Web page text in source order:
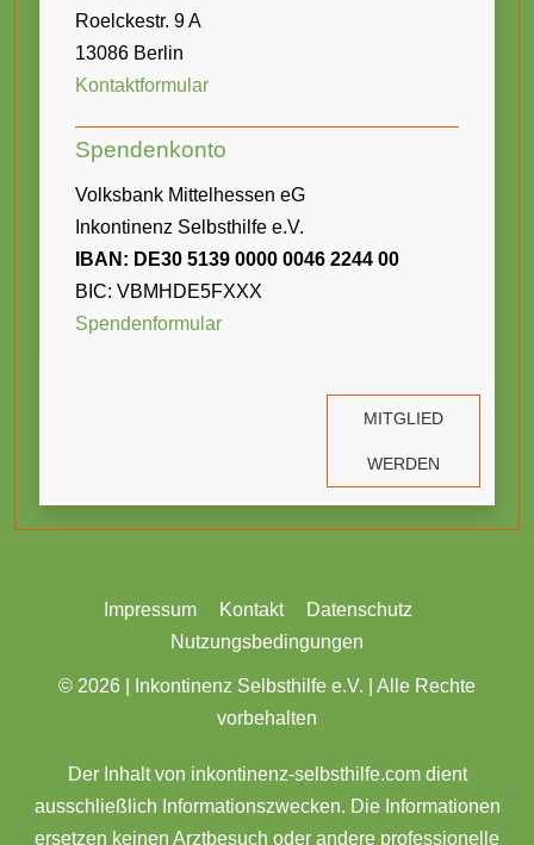
Roelckestr. 9 A
13086 Berlin
Kontaktformular
Spendenkonto
Volksbank Mittelhessen eG
Inkontinenz Selbsthilfe e.V.
IBAN: DE30 5139 0000 0046 2244 00
BIC: VBMHDE5FXXX
Spendenformular
MITGLIED
WERDEN
Impressum Kontakt
Datenschutz
Nutzungsbedingungen
© 2026 |
Inkontinenz Selbsthilfe e.V. | Alle Rechte
vorbehalten
Der Inhalt von inkontinenz-selbsthilfe.com dient
ausschließlich Informationszwecken. Die Informationen
ersetzen keinen Arztbesuch oder andere professionelle